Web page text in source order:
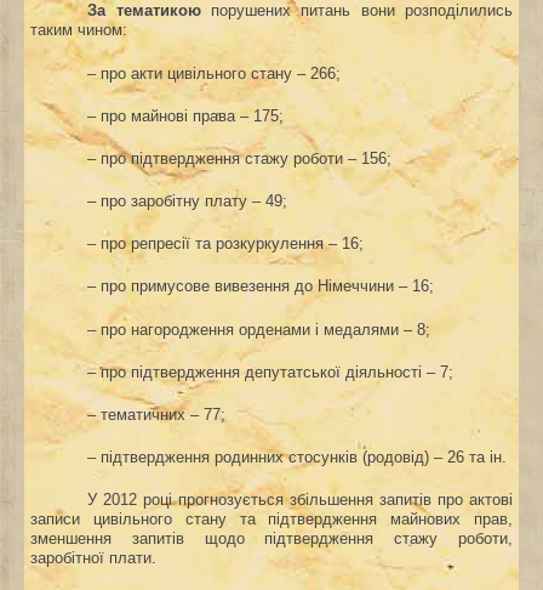
За тематикоюпорушених питань вони розподілились
таким чином:
– про акти цивільного стану – 266;
– про майнові права – 175;
– про підтвердження стажу роботи – 156;
– про заробітну плату – 49;
– про репресії та розкуркулення – 16;
– про примусове вивезення до Німеччини – 16;
– про нагородження орденами і медалями – 8;
– про підтвердження депутатської діяльності – 7;
– тематичних – 77;
– підтвердження родинних стосунків (родовід) – 26 та ін.
У 2012 році прогнозується збільшення запитів про актові
записи цивільного стану та підтвердження майнових прав,
зменшення запитів щодо підтвердження стажу роботи,
заробітної плати.